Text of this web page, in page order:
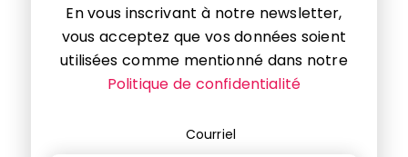
En vous inscrivant à notre newsletter,
vous acceptez que vos données soient
utilisées comme mentionné dans notre
Politique de confidentialité
Courriel